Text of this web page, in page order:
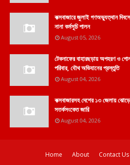
কক্সবাজারে জুলাই গণঅভ্যুত্থান
নানা কর্মসূচি পালন
August 05, 2026
টেকনাফের বাহারছড়ায় অপহরণ ও
পরিবার, যৌথ অভিযানের প্রস্তুতি
August 04, 2026
কক্সবাজারসহ দেশের ১৩ জেলায় ঝোড়ো
সতর্কসংকেত জারি
August 04, 2026
Home About Contact Us